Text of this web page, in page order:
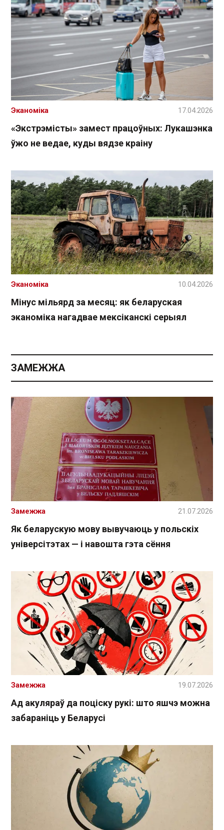
«Экстрэмісты» замест працоўных: Лукашэнка
ўжо не ведае, куды вядзе краіну
Эканоміка 17.04.2026
Мінус мільярд за месяц: як беларуская
эканоміка нагадвае мексіканскі серыял
Эканоміка 10.04.2026
ЗАМЕЖЖА
Як беларускую мову вывучаюць у польскіх
універсітэтах — і навошта гэта сёння
Замежжа 21.07.2026
Ад акуляраў да поціску рукі: што яшчэ можна
забараніць у Беларусі
Замежжа 19.07.2026